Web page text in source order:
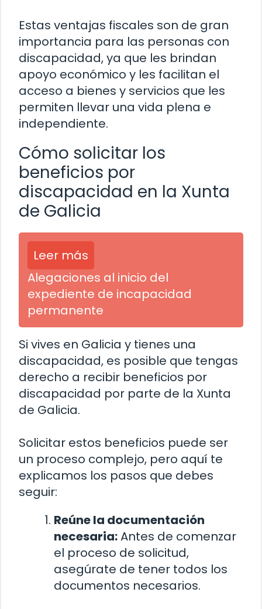
Estas ventajas fiscales son de gran
importancia para las personas con
discapacidad, ya que les brindan
apoyo económico y les facilitan el
acceso a bienes y servicios que les
permiten llevar una vida plena e
independiente.
Cómo solicitar los
beneficios por
discapacidad en la Xunta
de Galicia
Leer más
Alegaciones al inicio del
expediente de incapacidad
permanente
Si vives en Galicia y tienes una
discapacidad, es posible que tengas
derecho a recibir beneficios por
discapacidad por parte de la Xunta
de Galicia.
Solicitar estos beneficios puede ser
un proceso complejo, pero aquí te
explicamos los pasos que debes
seguir:
Reúne la documentación
necesaria:Antes de comenzar
el proceso de solicitud,
asegúrate de tener todos los
documentos necesarios.